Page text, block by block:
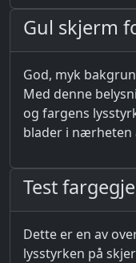
Gul skjerm
God, myk
Med denne
og fargens
blader i nærheten
Test
Dette er en av
lysstyrken på